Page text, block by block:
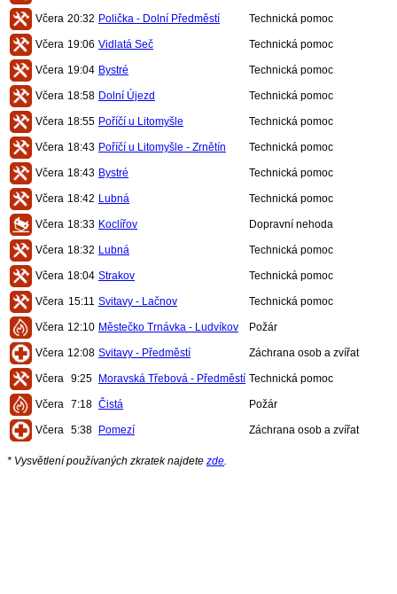
Včera 20:32 Polička - Dolní Předměstí Technická pomoc
Včera 19:06 Vidlatá Seč Technická pomoc
Včera 19:04 Bystré Technická pomoc
Včera 18:58 Dolní Újezd Technická pomoc
Včera 18:55 Poříčí u Litomyšle Technická pomoc
Včera 18:43 Poříčí u Litomyšle - Zrnětín Technická pomoc
Včera 18:43 Bystré Technická pomoc
Včera 18:42 Lubná Technická pomoc
Včera 18:33 Koclířov Dopravní nehoda
Včera 18:32 Lubná Technická pomoc
Včera 18:04 Strakov Technická pomoc
Včera 15:11 Svitavy - Lačnov Technická pomoc
Včera 12:10 Městečko Trnávka - Ludvíkov Požár
Včera 12:08 Svitavy - Předměstí Záchrana osob a zvířat
Včera 9:25 Moravská Třebová - Předměstí Technická pomoc
Včera 7:18 Čistá Požár
Včera 5:38 Pomezí Záchrana osob a zvířat
* Vysvětlení používaných zkratek najdete zde.